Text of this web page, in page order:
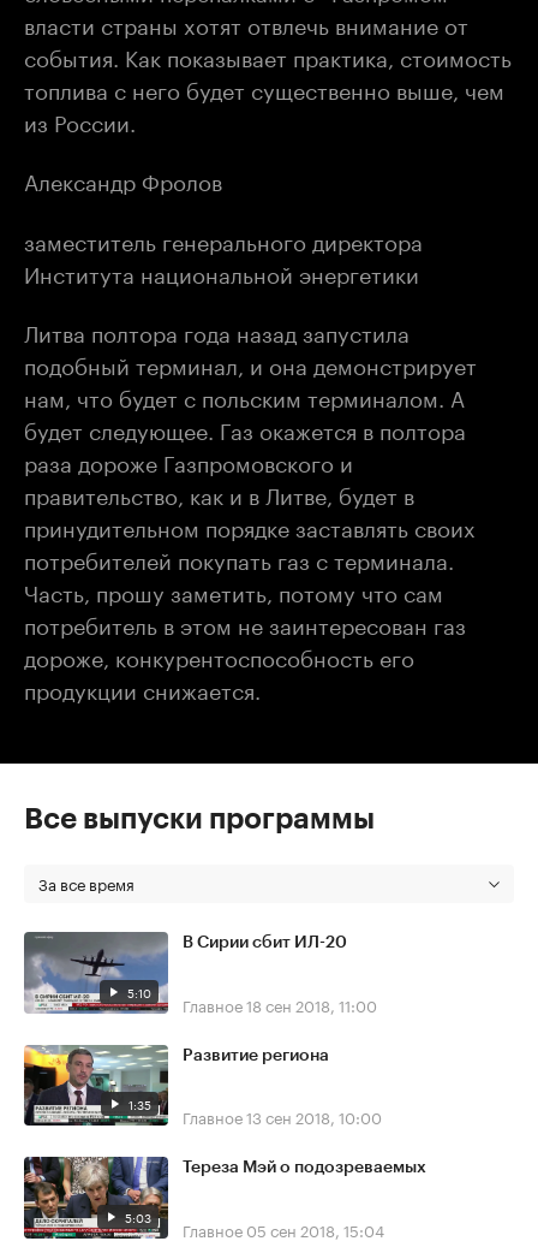
власти страны хотят отвлечь внимание от
события. Как показывает практика, стоимость
топлива с него будет существенно выше, чем
из России.
Александр Фролов
заместитель генерального директора
Института национальной энергетики
Литва полтора года назад запустила
подобный терминал, и она демонстрирует
нам, что будет с польским терминалом. А
будет следующее. Газ окажется в полтора
раза дороже Газпромовского и
правительство, как и в Литве, будет в
принудительном порядке заставлять своих
потребителей покупать газ с терминала.
Часть, прошу заметить, потому что сам
потребитель в этом не заинтересован газ
дороже, конкурентоспособность его
продукции снижается.
Все выпуски программы
За все время
5:10
В Сирии сбит ИЛ-20
Главное18 сен 2018, 11:00
1:35
Развитие региона
Главное13 сен 2018, 10:00
5:03
Тереза Мэй о подозреваемых
Главное 05 сен 2018, 15:04